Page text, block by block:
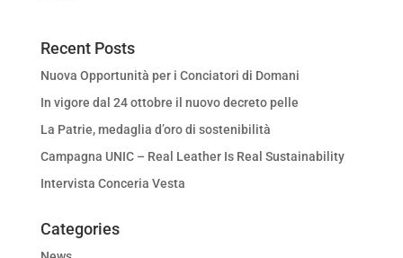
Recent Posts
Nuova Opportunità per i Conciatori di Domani
In vigore dal 24 ottobre il nuovo decreto pelle
La Patrie, medaglia d’oro di sostenibilità
Campagna UNIC – Real Leather Is Real Sustainability
Intervista Conceria Vesta
Categories